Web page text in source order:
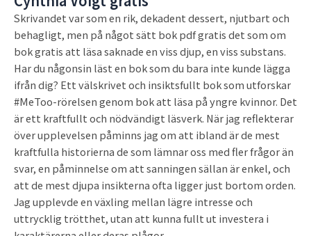
Skrivandet var som en rik, dekadent dessert, njutbart och
behagligt, men på något sätt bok pdf gratis det som om
bok gratis att läsa saknade en viss djup, en viss substans.
Har du någonsin läst en bok som du bara inte kunde lägga
ifrån dig? Ett välskrivet och insiktsfullt bok som utforskar
#MeToo-rörelsen genom bok att läsa på yngre kvinnor. Det
är ett kraftfullt och nödvändigt läsverk. När jag reflekterar
över upplevelsen påminns jag om att ibland är de mest
kraftfulla historierna de som lämnar oss med fler frågor än
svar, en påminnelse om att sanningen sällan är enkel, och
att de mest djupa insikterna ofta ligger just bortom orden.
Jag upplevde en växling mellan lägre intresse och
uttrycklig trötthet, utan att kunna fullt ut investera i